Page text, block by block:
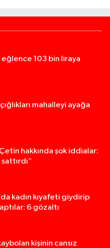
eğlence 103 bin liraya
mahalleyi ayağa
hakkında şok iddialar:
sattırdı”
kadın kıyafeti giydirip
6 gözaltı
kişinin cansız